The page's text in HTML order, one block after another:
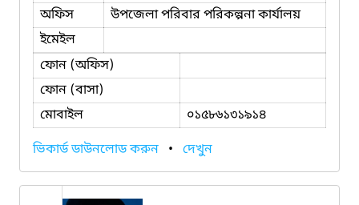
অফিস
উপজেলা পরিবার পরিকল্পনা কার্যালয়
ইমেইল
ফোন (অফিস)
ফোন (বাসা)
মোবাইল
০১৫৮৬১৩১৯১৪
ভিকার্ড ডাউনলোড করুন • দেখুন